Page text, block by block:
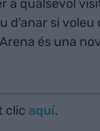
a qualsevol
d’anar si
és una
clic aquí.